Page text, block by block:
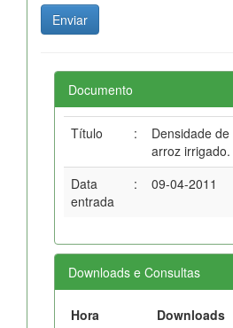
Documento
Título :
Densidade
arroz irrigado.
Data
entrada
: 09-04-2011
Downloads e Consultas
Hora Downloads